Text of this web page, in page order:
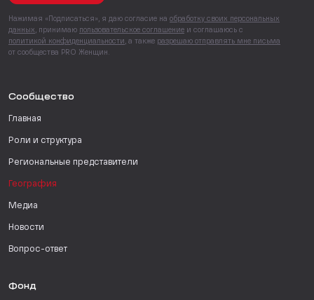
Нажимая «Подписаться», я даю согласие на обработку своих персональных
данных , принимаю пользовательское соглашение и соглашаюсь с
политикой конфиденциальности , а также разрешаю отправлять мне письма
от сообщества PRO Женщин.
Сообщество
Главная
Роли и структура
Региональные представители
География
Медиа
Новости
Вопрос-ответ
Фонд